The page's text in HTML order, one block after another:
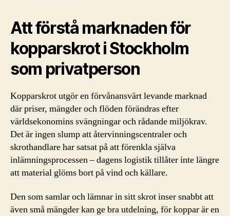
Att förstå marknaden för
kopparskrot i Stockholm
som privatperson
Kopparskrot utgör en förvånansvärt levande marknad
där priser, mängder och flöden förändras efter
världsekonomins svängningar och rådande miljökrav.
Det är ingen slump att återvinningscentraler och
skrothandlare har satsat på att förenkla själva
inlämningsprocessen – dagens logistik tillåter inte längre
att material glöms bort på vind och källare.
Den som samlar och lämnar in sitt skrot inser snabbt att
även små mängder kan ge bra utdelning, för koppar är en